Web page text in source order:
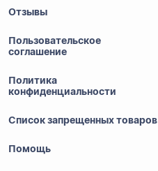
Отзывы
Пользовательское
соглашение
Политика
конфиденциальности
Список запрещенных товаров
Помощь